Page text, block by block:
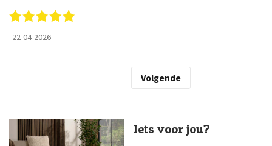
22-04-2026
Volgende
Iets voor jou?